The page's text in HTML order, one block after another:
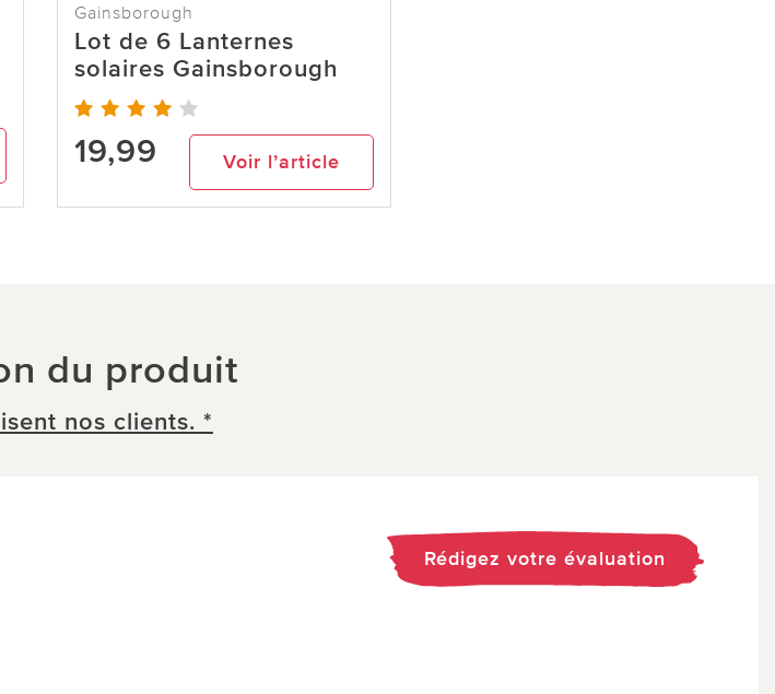
Gainsborough
Lot de 6 Lanternes
solaires Gainsborough
19,99 Voir l’article
du produit
nos clients. *
Rédigez votre évaluation